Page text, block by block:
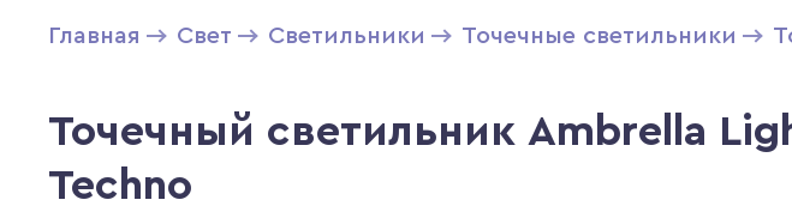
Главная Свет Светильники Точечные светильники
Точечный светильник Ambrella
Techno